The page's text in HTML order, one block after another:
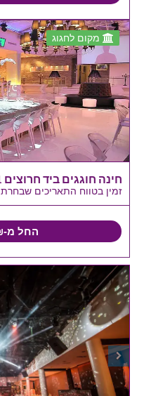
מקום לחגוג
חינה חוגגים ביד חרוצים 11
זמין בטווח התאריכים שבחרת
החל מ-180₪ למנה